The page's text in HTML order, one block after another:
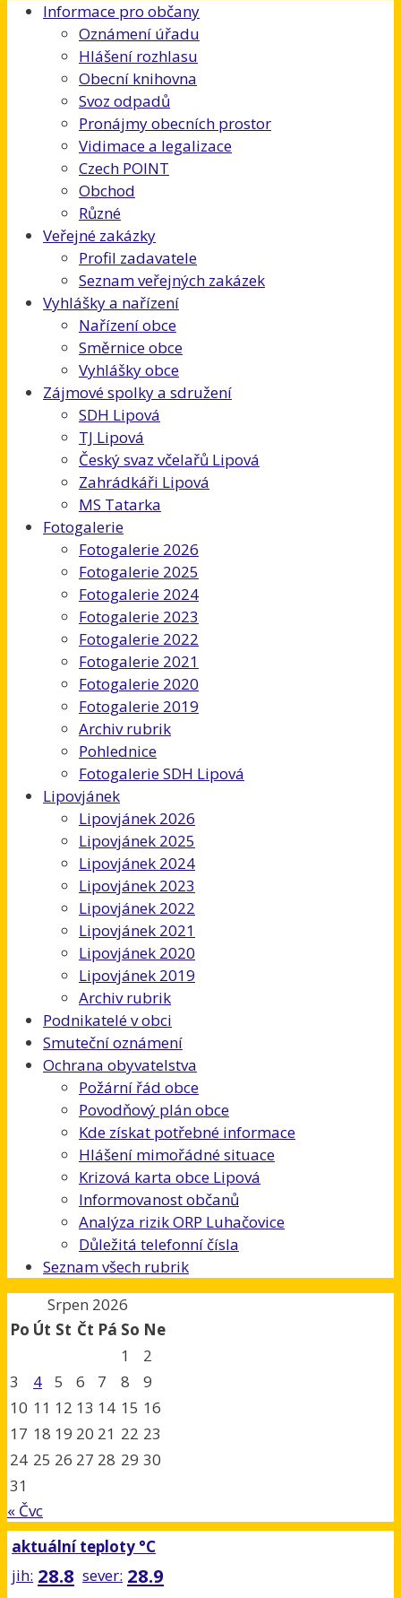
Informace pro občany
Oznámení úřadu
Hlášení rozhlasu
Obecní knihovna
Svoz odpadů
Pronájmy obecních prostor
Vidimace a legalizace
Czech POINT
Obchod
Různé
Veřejné zakázky
Profil zadavatele
Seznam veřejných zakázek
Vyhlášky a nařízení
Nařízení obce
Směrnice obce
Vyhlášky obce
Zájmové spolky a sdružení
SDH Lipová
TJ Lipová
Český svaz včelařů Lipová
Zahrádkáři Lipová
MS Tatarka
Fotogalerie
Fotogalerie 2026
Fotogalerie 2025
Fotogalerie 2024
Fotogalerie 2023
Fotogalerie 2022
Fotogalerie 2021
Fotogalerie 2020
Fotogalerie 2019
Archiv rubrik
Pohlednice
Fotogalerie SDH Lipová
Lipovjánek
Lipovjánek 2026
Lipovjánek 2025
Lipovjánek 2024
Lipovjánek 2023
Lipovjánek 2022
Lipovjánek 2021
Lipovjánek 2020
Lipovjánek 2019
Archiv rubrik
Podnikatelé v obci
Smuteční oznámení
Ochrana obyvatelstva
Požární řád obce
Povodňový plán obce
Kde získat potřebné informace
Hlášení mimořádné situace
Krizová karta obce Lipová
Informovanost občanů
Analýza rizik ORP Luhačovice
Důležitá telefonní čísla
Seznam všech rubrik
Srpen 2026
Po Út St Čt Pá So Ne
1
2
3
4 5 6 7 8
9
10 11 12 13 14 15 16
17 18 19 20 21 22 23
24 25 26 27 28 29 30
31
« Čvc
aktuální teploty °C
jih: 28.8 sever: 28.9